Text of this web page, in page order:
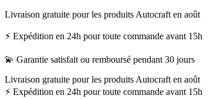
Livraison gratuite pour les produits Autocraft en août
⚡ Expédition en 24h pour toute commande avant 15h
💫 Garantie satisfait ou remboursé pendant 30 jours
Livraison gratuite pour les produits Autocraft en août
⚡ Expédition en 24h pour toute commande avant 15h